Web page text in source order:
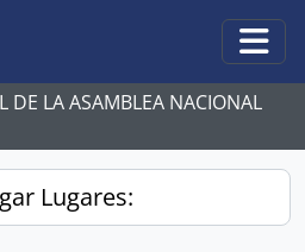
DE LA ASAMBLEA NACIONAL
Lugares: